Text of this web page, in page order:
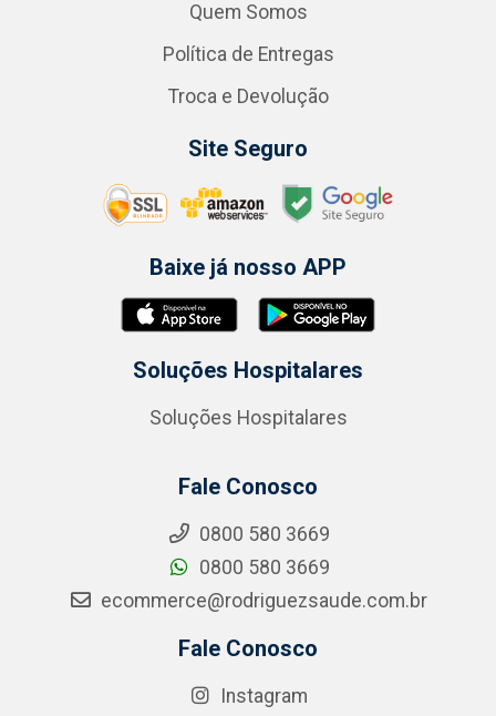
Quem Somos
Política de Entregas
Troca e Devolução
Site Seguro
Baixe já nosso APP
Soluções Hospitalares
Soluções Hospitalares
Fale Conosco
0800 580 3669
0800 580 3669
ecommerce@rodriguezsaude.com.br
Fale Conosco
Instagram